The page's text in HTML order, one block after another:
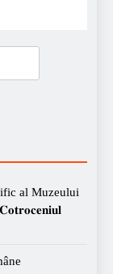
al Muzeului